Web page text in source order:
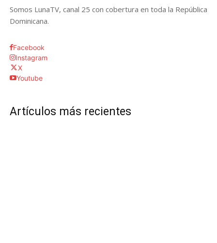
Somos LunaTV, canal 25 con cobertura en toda la República
Dominicana.
Facebook
Instagram
X
Youtube
Artículos más recientes